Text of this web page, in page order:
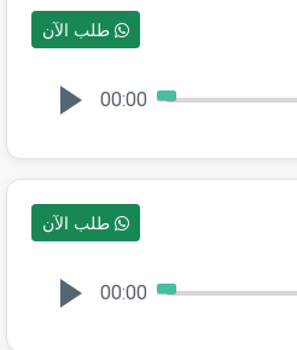
طلب الآن
00:00
طلب الآن
00:00